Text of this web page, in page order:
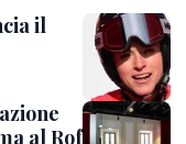
il
al Rof